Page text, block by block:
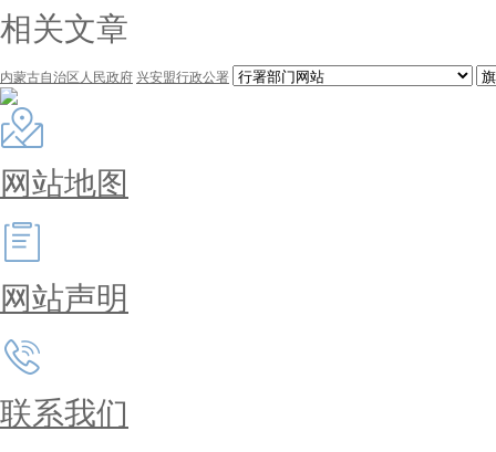
相关文章
内蒙古自治区人民政府 兴安盟行政公署
网站地图
网站声明
联系我们